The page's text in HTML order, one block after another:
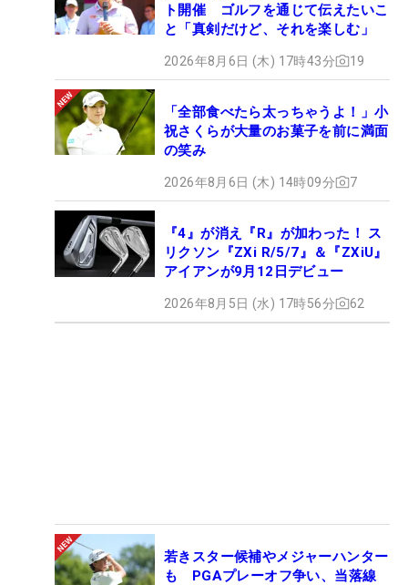
ト開催 ゴルフを通じて伝えたいこ
と「真剣だけど、それを楽しむ」
2026年8月6日 (木) 17時43分 19
「全部食べたら太っちゃうよ！」小
祝さくらが大量のお菓子を前に満面
の笑み
2026年8月6日 (木) 14時09分 7
『4』が消え『R』が加わった！ ス
リクソン『ZXi R/5/7』＆『ZXiU』
アイアンが9月12日デビュー
2026年8月5日 (水) 17時56分 62
若きスター候補やメジャーハンター
も PGAプレーオフ争い、当落線